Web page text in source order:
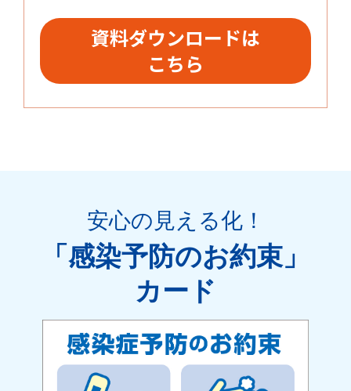
資料ダウンロードは
こちら
安心の見える化！
「感染予防のお約束」
カード